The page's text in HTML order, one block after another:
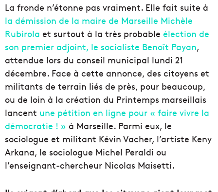
La fronde n’étonne pas vraiment. Elle fait suite à
la démission de la maire de Marseille Michèle
Rubirola et surtout à la très probable élection de
son premier adjoint, le socialiste Benoît Payan,
attendue lors du conseil municipal lundi 21
décembre. Face à cette annonce, des citoyens et
militants de terrain liés de près, pour beaucoup,
ou de loin à la création du Printemps marseillais
lancent une pétition en ligne pour « faire vivre la
démocratie ! » à Marseille. Parmi eux, le
sociologue et militant Kévin Vacher, l’artiste Keny
Arkana, le sociologue Michel Peraldi ou
l’enseignant-chercheur Nicolas Maisetti.